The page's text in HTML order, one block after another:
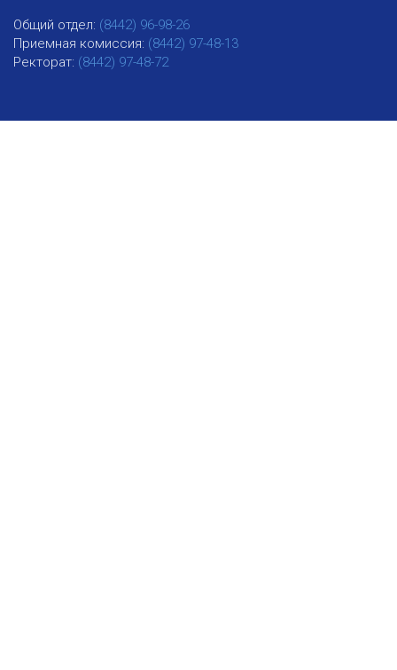
Общий отдел: (8442) 96-98-26
Приемная комиссия: (8442) 97-48-13
Ректорат: (8442) 97-48-72